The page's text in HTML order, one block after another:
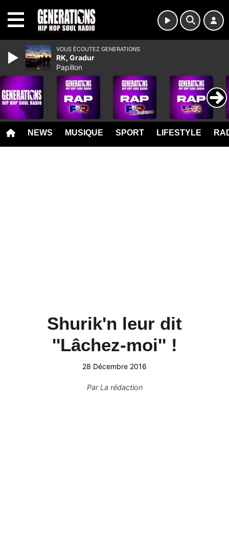
NEWS MUSIQUE SPORT LIFESTYLE
Shurik'n leur dit
''Lâchez-moi'' !
28 Décembre 2016
ParLa rédaction
VOUS ÉCOUTEZ GENERATIONS
RK, Gradur
Papillon